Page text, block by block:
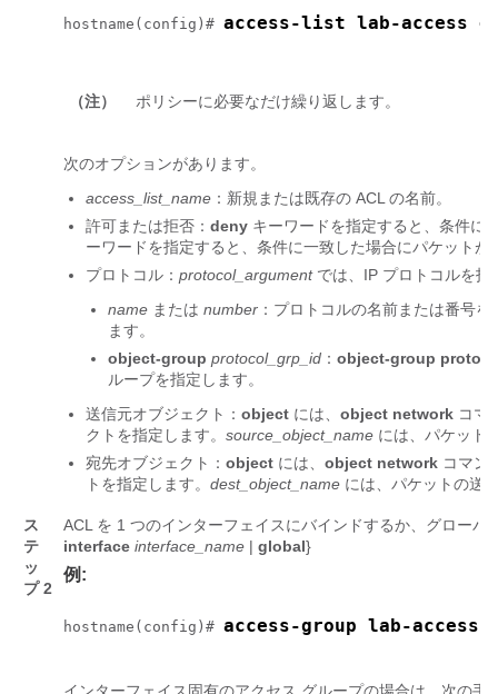
hostname(config)# access-list lab-access
（注） ポリシーに必要なだけ繰り返します。
次のオプションがあります。
access_list_name ：新規または既存の ACL の名前。
許可または拒否： deny キーワードを指定すると、条件に
ーワードを指定すると、条件に一致した場合にパケットが
プロトコル： protocol_argumentでは、IP プロトコルを指
name または number ：プロトコルの名前または番号を
ます。
object-group protocol_grp_id ： object-group
ループを指定します。
送信元オブジェクト： object には、 object network コマ
クトを指定します。 source_object_name には、パケット
宛先オブジェクト： object には、 object network コマン
トを指定します。 dest_object_name には、パケットの送
ス
テ
ッ
プ 2
ACL を 1 つのインターフェイスにバインドするか、グローバ
interface interface_name | global}
例:
hostname(config)# access-group lab-